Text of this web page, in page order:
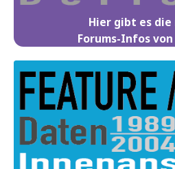
Hier gibt es
Forums-Infos von